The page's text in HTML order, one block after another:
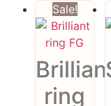
Sale!
ring